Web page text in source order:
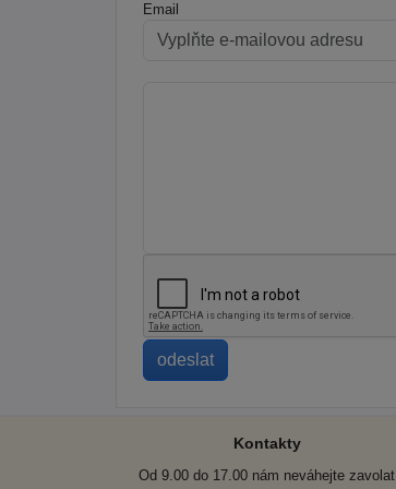
Email
Kontakty
Od 9.00 do 17.00 nám neváhejte zavolat